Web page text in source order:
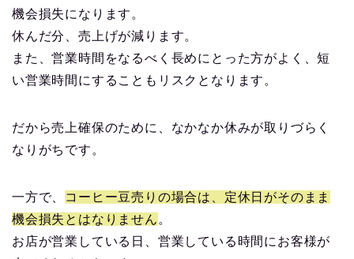
機会損失になります。
休んだ分、売上げが減ります。
また、営業時間をなるべく長めにとった方がよく、短
い営業時間にすることもリスクとなります。
だから売上確保のために、なかなか休みが取りづらく
なりがちです。
一方で、
コーヒー豆売りの場合は、定休日がそのまま
機会損失とはなりません 。
お店が営業している日、営業している時間にお客様が